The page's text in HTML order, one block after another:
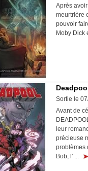
Après
meurtrière
pouvoir
Moby
Sortie le
Avant de
leur
précieuse
problèmes
Bob, l' ...